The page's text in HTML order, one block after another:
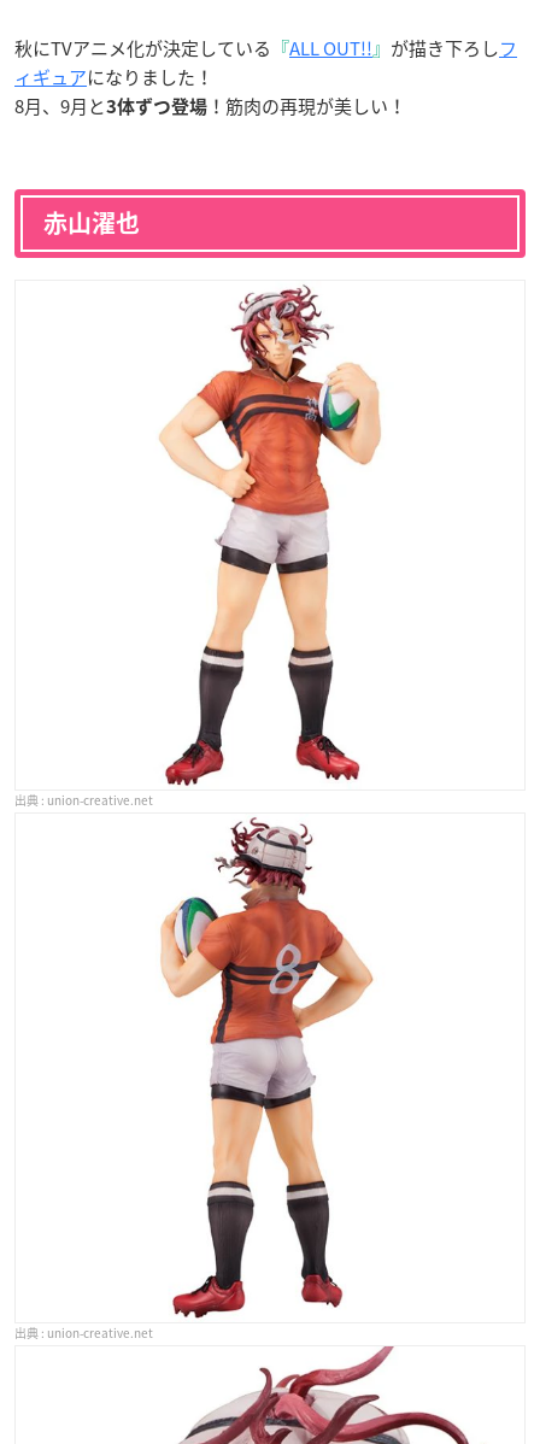
秋にTVアニメ化が決定している 『ALL OUT!!』 が描き下ろしフ
ィギュアになりました！
8月、9月と 3体ずつ登場 ！筋肉の再現が美しい！
赤山濯也
union-creative.net
union-creative.net